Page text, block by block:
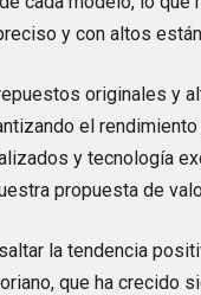
y con altos
originales y
el
y tecnología
propuesta de
la tendencia
que ha crecido